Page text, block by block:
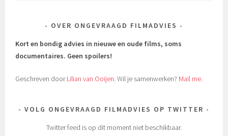
OVER ONGEVRAAGD FILMADVIES
Kort en bondig advies in nieuwe en oude films, soms
documentaires. Geen spoilers!
Geschreven doorLilian van Ooijen. Wil je samenwerken? Mail me.
VOLG ONGEVRAAGD FILMADVIES OP TWITTER
Twitter feed is op dit moment niet beschikbaar.